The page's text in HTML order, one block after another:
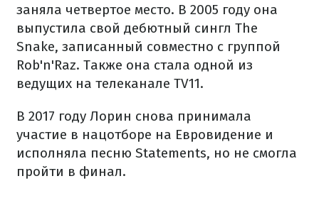
заняла четвертое место. В 2005 году она
выпустила свой дебютный сингл The
Snake, записанный совместно с группой
Rob'n'Raz. Также она стала одной из
ведущих на телеканале TV11.
В 2017 году Лорин снова принимала
участие в нацотборе на Евровидение и
исполняла песню Statements, но не смогла
пройти в финал.